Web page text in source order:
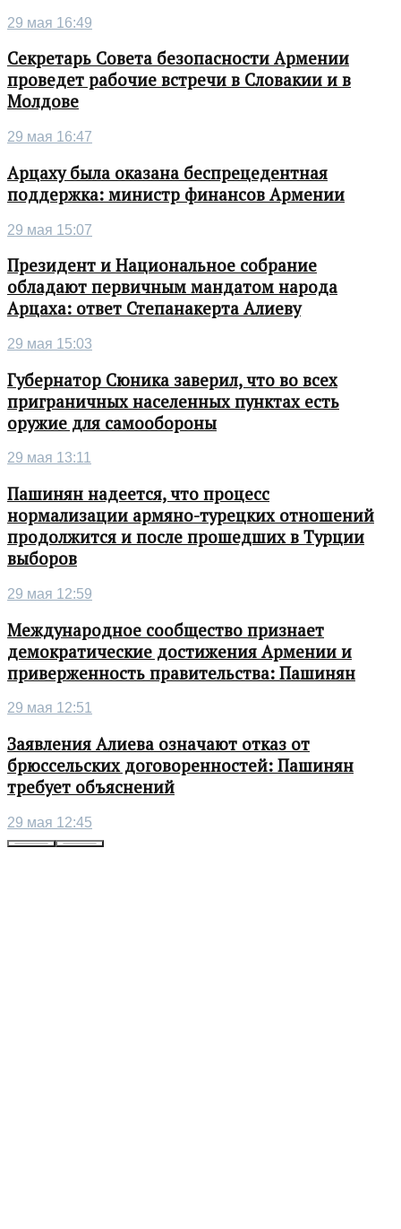
29 мая 16:49
Секретарь Совета безопасности Армении
проведет рабочие встречи в Словакии и в
Молдове
29 мая 16:47
Арцаху была оказана беспрецедентная
поддержка: министр финансов Армении
29 мая 15:07
Президент и Национальное собрание
обладают первичным мандатом народа
Арцаха: ответ Степанакерта Алиеву
29 мая 15:03
Губернатор Сюника заверил, что во всех
приграничных населенных пунктах есть
оружие для самообороны
29 мая 13:11
Пашинян надеется, что процесс
нормализации армяно-турецких отношений
продолжится и после прошедших в Турции
выборов
29 мая 12:59
Международное сообщество признает
демократические достижения Армении и
приверженность правительства: Пашинян
29 мая 12:51
Заявления Алиева означают отказ от
брюссельских договоренностей: Пашинян
требует объяснений
29 мая 12:45